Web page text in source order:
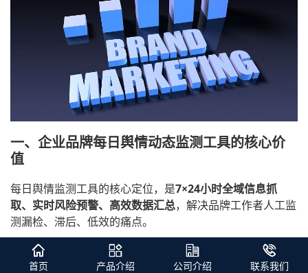
一、企业品牌每日舆情动态监测工具的核心价
值
每日舆情监测工具的核心定位，是7×24小时全域信息抓
取、实时风险预警、高效数据汇总，解决品牌工作者人工监
测漏检、滞后、低效的痛点。
相较于人工逐平台检索，专业工具可实现全渠道覆盖、智能
过滤无效信息、实时推送敏感舆情，同时自动生成每日舆情
首页 产品介绍 公司介绍 联系我们